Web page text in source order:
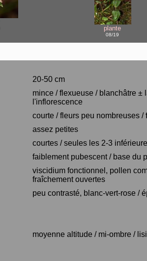
plante
08/19
20-50 cm
mince / flexueuse / blanchâtre
l'inflorescence
courte / fleurs peu nombreuses /
assez petites
courtes / seules les 2-3
faiblement pubescent / base du
viscidium fonctionnel, pollen
fraîchement ouvertes
peu contrasté, blanc-vert-rose /
moyenne altitude / mi-ombre /